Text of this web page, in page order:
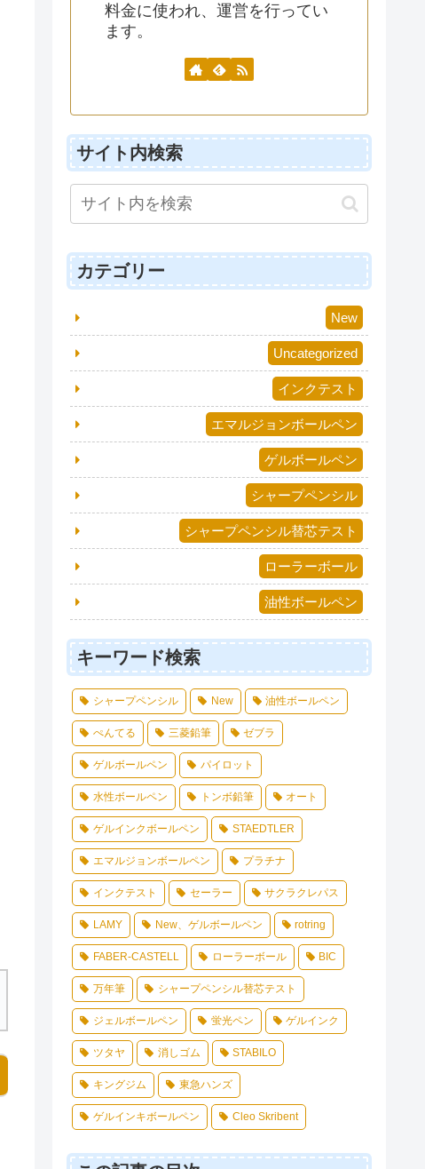
料金に使われ、運営を行ってい
ます。
サイト内検索
カテゴリー
New
Uncategorized
インクテスト
エマルジョンボールペン
ゲルボールペン
シャープペンシル
シャープペンシル替芯テスト
ローラーボール
油性ボールペン
キーワード検索
シャープペンシル New 油性ボールペン
ぺんてる 三菱鉛筆 ゼブラ
ゲルボールペン パイロット
水性ボールペン トンボ鉛筆 オート
ゲルインクボールペン STAEDTLER
エマルジョンボールペン プラチナ
インクテスト セーラー サクラクレパス
LAMY New、ゲルボールペン rotring
FABER-CASTELL ローラーボール BIC
万年筆 シャープペンシル替芯テスト
ジェルボールペン 蛍光ペン ゲルインク
ツタヤ 消しゴム STABILO
キングジム 東急ハンズ
ゲルインキボールペン Cleo Skribent